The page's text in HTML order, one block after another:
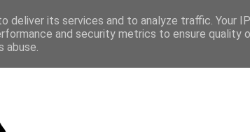
deliver its services and to analyze traffic. Your
and security metrics to ensure quality
abuse.